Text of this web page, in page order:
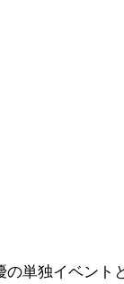
の単独イベント